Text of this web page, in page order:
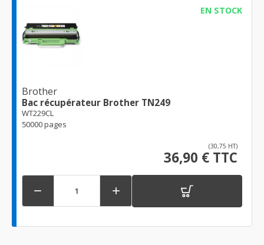
EN STOCK
Brother
Bac récupérateur Brother TN249
WT229CL
50000 pages
(30,75 HT)
36,90 € TTC
 